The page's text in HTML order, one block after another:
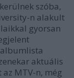
szóba,
n alakult
gyorsan
aktuális
MTV-n, még